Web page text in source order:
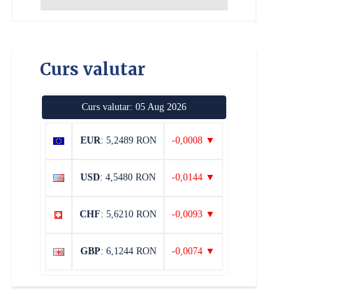
Curs valutar
Curs valutar: 05 Aug 2026
EUR: 5,2489 RON -0,0008 ▼
USD: 4,5480 RON -0,0144 ▼
CHF: 5,6210 RON -0,0093 ▼
GBP: 6,1244 RON -0,0074 ▼